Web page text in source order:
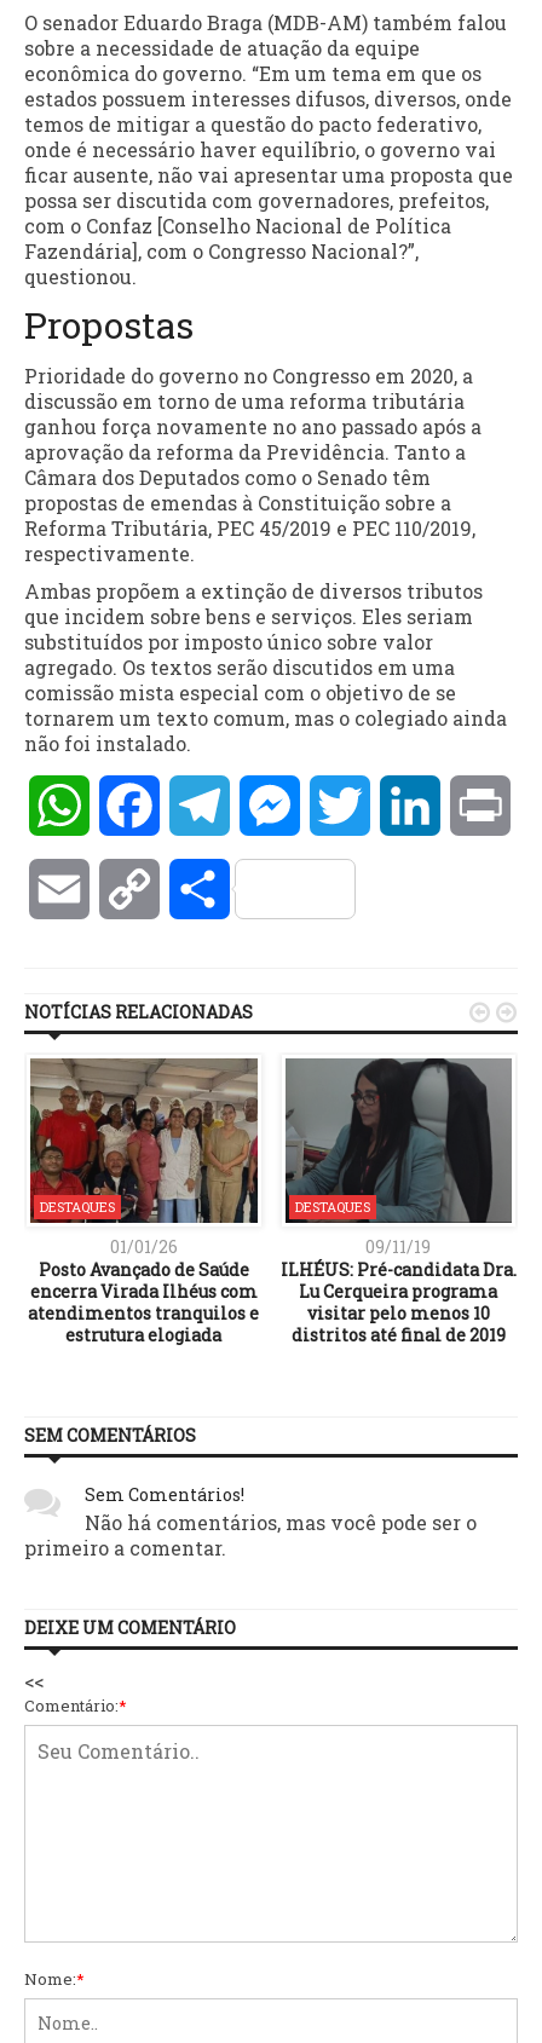
O senador Eduardo Braga (MDB-AM) também falou
sobre a necessidade de atuação da equipe
econômica do governo. “Em um tema em que os
estados possuem interesses difusos, diversos, onde
temos de mitigar a questão do pacto federativo,
onde é necessário haver equilíbrio, o governo vai
ficar ausente, não vai apresentar uma proposta que
possa ser discutida com governadores, prefeitos,
com o Confaz [Conselho Nacional de Política
Fazendária], com o Congresso Nacional?”,
questionou.
Propostas
Prioridade do governo no Congresso em 2020, a
discussão em torno de uma reforma tributária
ganhou força novamente no ano passado após a
aprovação da reforma da Previdência. Tanto a
Câmara dos Deputados como o Senado têm
propostas de emendas à Constituição sobre a
Reforma Tributária, PEC 45/2019 e PEC 110/2019,
respectivamente.
Ambas propõem a extinção de diversos tributos
que incidem sobre bens e serviços. Eles seriam
substituídos por imposto único sobre valor
agregado. Os textos serão discutidos em uma
comissão mista especial com o objetivo de se
tornarem um texto comum, mas o colegiado ainda
não foi instalado.
WhatsAppFacebookTelegramMessengerTwitter LinkedIn
Email Copy Compartilhar
NOTÍCIAS RELACIONADAS
DESTAQUES
01/01/26
Posto Avançado de Saúde
encerra Virada Ilhéus com
atendimentos tranquilos e
estrutura elogiada
DESTAQUES
09/11/19
ILHÉUS: Pré-candidata Dra.
Lu Cerqueira programa
visitar pelo menos 10
distritos até final de 2019
 
SEM COMENTÁRIOS
Sem Comentários!
Não há comentários, mas você pode ser o
primeiro a comentar.
DEIXE UM COMENTÁRIO
<<
Comentário:*
Nome:*